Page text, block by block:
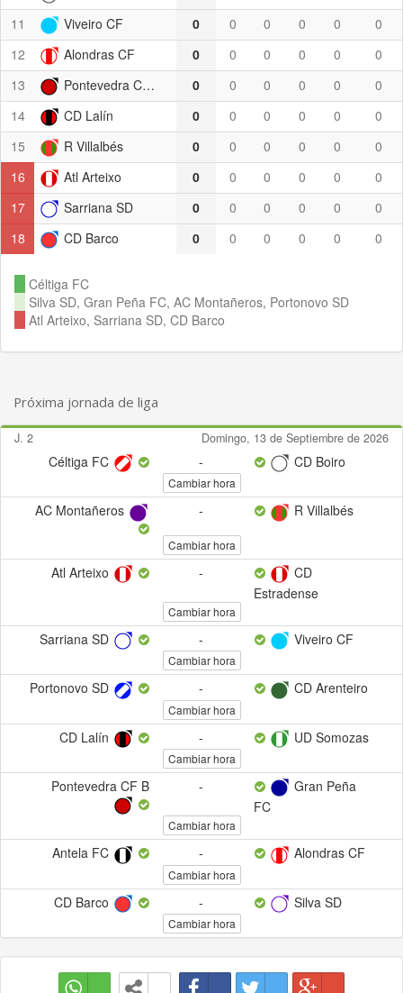
11
Viveiro CF 0 0 0 0 0
0
12
Alondras CF 0 0 0 0 0
0
13
Pontevedra CF B 0 0 0 0 0
0
14
CD Lalín 0 0 0 0 0
0
15
R Villalbés 0 0 0 0 0
0
16
Atl Arteixo 0 0 0 0 0
0
17
Sarriana SD 0 0 0 0 0
0
18
CD Barco 0 0 0 0 0 0
Céltiga FC
Silva SD, Gran Peña FC, AC Montañeros, Portonovo SD
Atl Arteixo, Sarriana SD, CD Barco
Próxima jornada de liga
J. 2 Domingo, 13 de Septiembre de 2026
Céltiga FC - CD Boiro
Cambiar hora
AC Montañeros - R Villalbés
Cambiar hora
Atl Arteixo -
CD
Estradense
Cambiar hora
Sarriana SD - Viveiro CF
Cambiar hora
Portonovo SD - CD Arenteiro
Cambiar hora
CD Lalín - UD Somozas
Cambiar hora
Pontevedra CF B -
Gran Peña
FC
Cambiar hora
Antela FC - Alondras CF
Cambiar hora
CD Barco - Silva SD
Cambiar hora